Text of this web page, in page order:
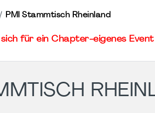
PMI Stammtisch Rheinland
für ein Chapter-eigenes Event